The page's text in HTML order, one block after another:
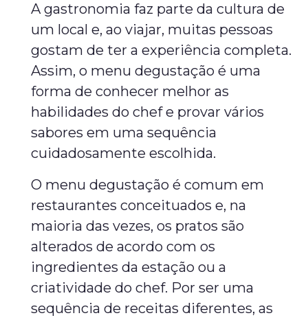
A gastronomia faz parte da cultura de
um local e, ao viajar, muitas pessoas
gostam de ter a experiência completa.
Assim, o menu degustação é uma
forma de conhecer melhor as
habilidades do chef e provar vários
sabores em uma sequência
cuidadosamente escolhida.
O menu degustação é comum em
restaurantes conceituados e, na
maioria das vezes, os pratos são
alterados de acordo com os
ingredientes da estação ou a
criatividade do chef. Por ser uma
sequência de receitas diferentes, as